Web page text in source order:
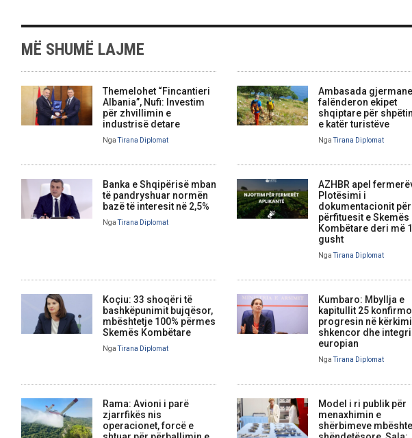
MË SHUMË LAJME
Themelohet “Fincantieri
Albania”, Nufi: Investim
për zhvillimin e
industrisë detare
NgaTirana Diplomat
Ambasada gjermane
falënderon ekipet
shqiptare për
e katër turistëve
NgaTirana Diplomat
Banka e Shqipërisë mban
të pandryshuar normën
bazë të interesit në 2,5%
NgaTirana Diplomat
AZHBR apel
Plotësimi i
dokumentacionit për
përfituesit e Skemës
Kombëtare deri më
gusht
NgaTirana Diplomat
Koçiu: 33 shoqëri të
bashkëpunimit bujqësor,
mbështetje 100% përmes
Skemës Kombëtare
NgaTirana Diplomat
Kumbaro: Mbyllja e
kapitullit 25
progresin në
shkencor dhe
europian
NgaTirana Diplomat
Rama: Avioni i parë
zjarrfikës nis
operacionet, forcë e
Model i ri publik për
menaxhimin e
shërbimeve